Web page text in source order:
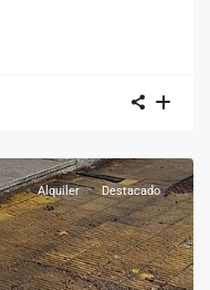
Alquiler Destacado